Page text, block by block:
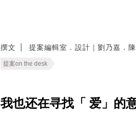
撰文 提案編輯室．設計｜劉乃嘉．
提案on the desk
我也还在寻找「 爱」